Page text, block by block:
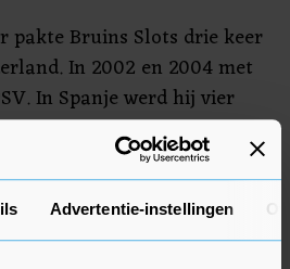
Advertentie-instellingen
pakte Bruins Slots drie keer
In 2002 en 2004 met
In Spanje werd hij vier
1992, 1993 en 1994. Bruins
de wedstrijdanalyses en
Erik ten Hag. Ajax
League aan
Midtjylland.